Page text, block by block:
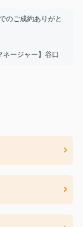
のご成約ありがと
ネージャー】谷口